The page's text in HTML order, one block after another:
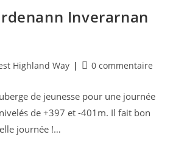
Inverarnan
Highland Way
Commentaires
publication :
0 commentaire
de jeunesse pour une journée
de +397 et -401m. Il fait bon
journée !…